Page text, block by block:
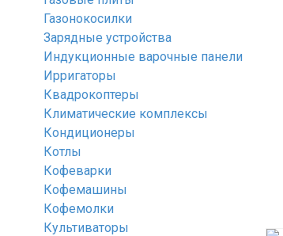
Газонокосилки
Зарядные устройства
Индукционные варочные панели
Ирригаторы
Квадрокоптеры
Климатические комплексы
Кондиционеры
Котлы
Кофеварки
Кофемашины
Кофемолки
Культиваторы